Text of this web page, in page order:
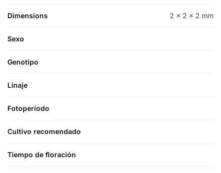
Dimensions 2 × 2 × 2 mm
Sexo
Genotipo
Linaje
Fotoperíodo
Cultivo recomendado
Tiempo de floración